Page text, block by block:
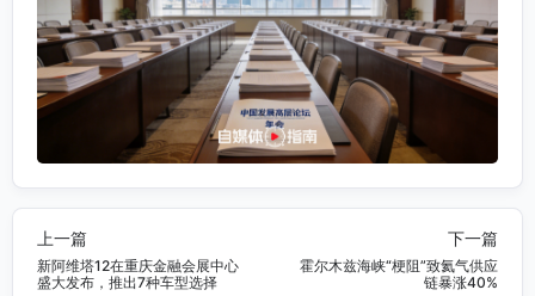
上一篇
新阿维塔12在重庆金融会展中心
盛大发布，推出7种车型选择
下一篇
霍尔木兹海峡“梗阻”致氦气供应
链暴涨40%